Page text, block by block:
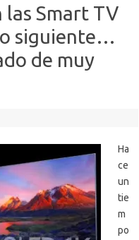
las Smart TV
siguiente…
de muy
Ha
ce
un
tie
m
po